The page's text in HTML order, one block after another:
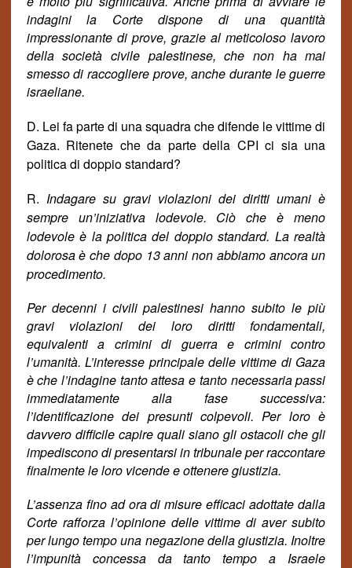
indagini la Corte dispone di una quantità
impressionante di prove, grazie al meticoloso lavoro
della società civile palestinese, che non ha mai
smesso di raccogliere prove, anche durante le guerre
israeliane.
D. Lei fa parte di una squadra che difende le vittime di
Gaza. Ritenete che da parte della CPI ci sia una
politica di doppio standard?
R. Indagare su gravi violazioni dei diritti umani è
sempre un’iniziativa lodevole. Ciò che è meno
lodevole è la politica del doppio standard. La realtà
dolorosa è che dopo 13 anni non abbiamo ancora un
procedimento.
Per decenni i civili palestinesi hanno subito le più
gravi violazioni dei loro diritti fondamentali,
equivalenti a crimini di guerra e crimini contro
l’umanità. L’interesse principale delle vittime di Gaza
è che l’indagine tanto attesa e tanto necessaria passi
immediatamente alla fase successiva:
l’identificazione dei presunti colpevoli. Per loro è
davvero difficile capire quali siano gli ostacoli chegli
impediscono di presentarsi in tribunale per raccontare
finalmente le loro vicende e ottenere giustizia.
L’assenza fino ad ora di misure efficaci adottate dalla
Corte rafforza l’opinione delle vittime di aver subito
per lungo tempo una negazione della giustizia. Inoltre
l’impunità concessa da tanto tempo a Israele